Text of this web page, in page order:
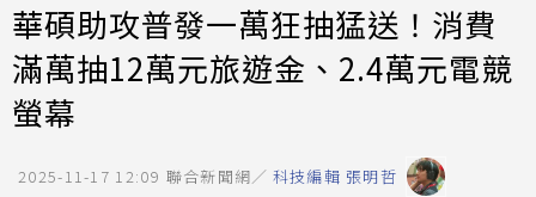
華碩助攻普發一萬狂抽猛送！消費
滿萬抽12萬元旅遊金、2.4萬元電競
螢幕
2025-11-17 12:09 聯合新聞網／ 科技編輯 張明哲